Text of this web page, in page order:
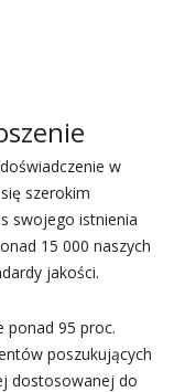
w
szerokim
swojego istnienia
15 000 naszych
jakości.
ponad 95 proc.
poszukujących
dostosowanej do